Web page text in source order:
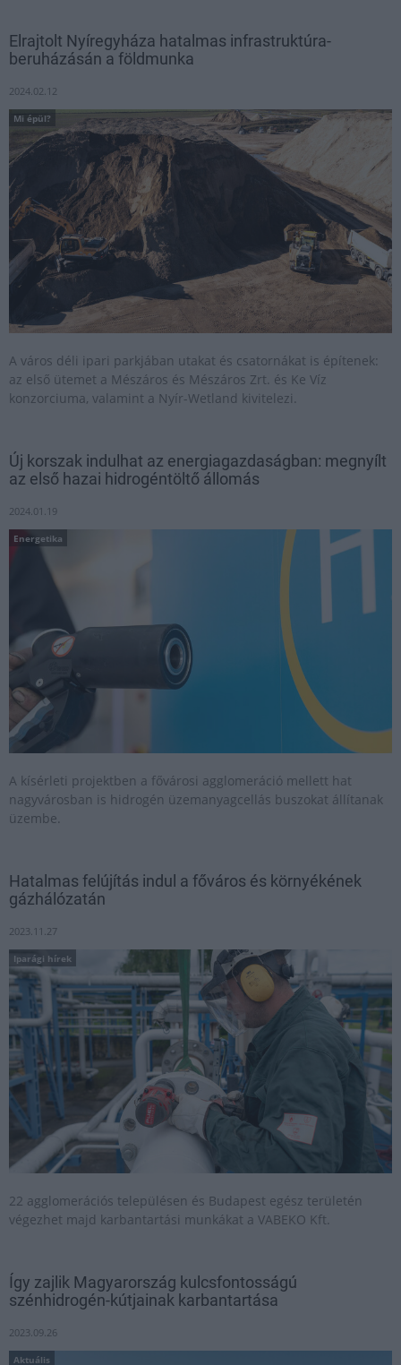
Elrajtolt Nyíregyháza hatalmas infrastruktúra-
beruházásán a földmunka
2024.02.12
Mi épül?
A város déli ipari parkjában utakat és csatornákat is építenek:
az első ütemet a Mészáros és Mészáros Zrt. és Ke Víz
konzorciuma, valamint a Nyír-Wetland kivitelezi.
Új korszak indulhat az energiagazdaságban: megnyílt
az első hazai hidrogéntöltő állomás
2024.01.19
Energetika
A kísérleti projektben a fővárosi agglomeráció mellett hat
nagyvárosban is hidrogén üzemanyagcellás buszokat állítanak
üzembe.
Hatalmas felújítás indul a főváros és környékének
gázhálózatán
2023.11.27
Iparági hírek
22 agglomerációs településen és Budapest egész területén
végezhet majd karbantartási munkákat a VABEKO Kft.
Így zajlik Magyarország kulcsfontosságú
szénhidrogén-kútjainak karbantartása
2023.09.26
Aktuális